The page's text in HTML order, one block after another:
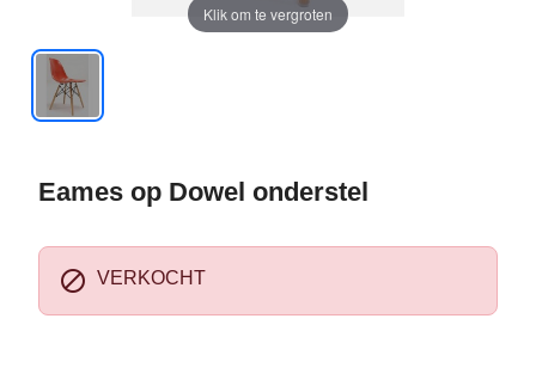
Klik om te vergroten
Eames op Dowel onderstel
 VERKOCHT